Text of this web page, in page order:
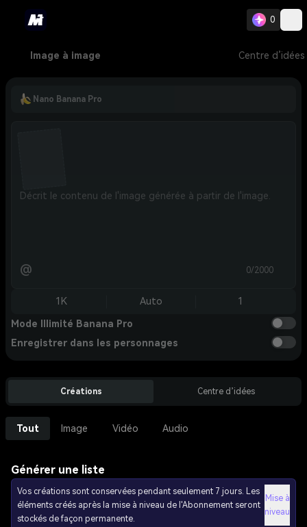
0
Image à image Centre d’idées
Nano Banana Pro
@ 0/2000
1K Auto 1
Mode Illimité Banana Pro
Enregistrer dans les personnages
Créations Centre d’idées
Tout Image Vidéo Audio
Générer une liste
Vos créations sont conservées pendant seulement 7 jours. Les
éléments créés après la mise à niveau de l'Abonnement seront
stockés de façon permanente.
Mise à
niveau